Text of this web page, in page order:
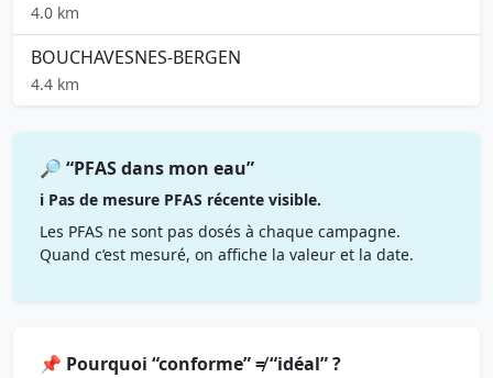
4.0 km
BOUCHAVESNES-BERGEN
4.4 km
🔎 “PFAS dans mon eau”
ℹ️ Pas de mesure PFAS récente visible.
Les PFAS ne sont pas dosés à chaque campagne.
Quand c’est mesuré, on affiche la valeur et la date.
📌 Pourquoi “conforme” ≠ “idéal” ?